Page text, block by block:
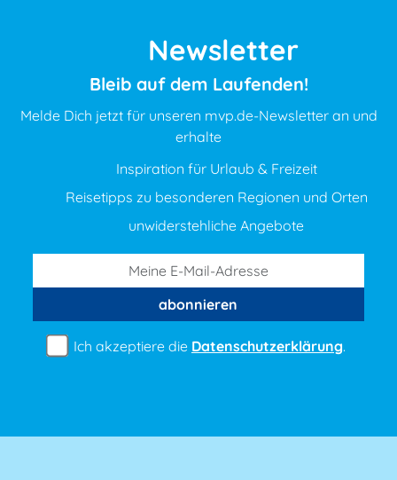
Newsletter
Bleib auf dem Laufenden!
Melde Dich jetzt für unseren mvp.de-Newsletter an und
erhalte
Inspiration für Urlaub & Freizeit
Reisetipps zu besonderen Regionen und Orten
unwiderstehliche Angebote
abonnieren
Ich akzeptiere die Datenschutzerklärung.